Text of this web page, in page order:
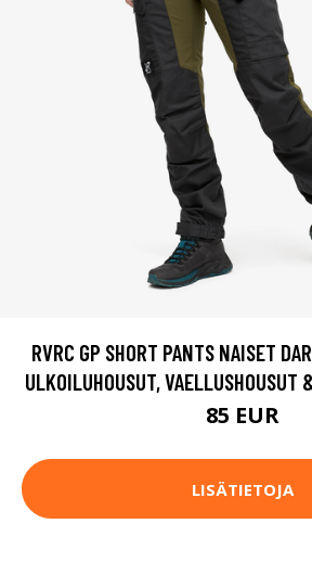
RVRC GP SHORT PANTS NAISET
ULKOILUHOUSUT, VAELLUSHOUSUT
85 EUR
LISÄTIETOJA